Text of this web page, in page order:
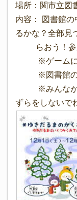
場所：関市立図
内容： 図書館
るかな？全部見
らおう！参加
※ゲームに参
※図書館の中
※みんなが探
ずらをしないで